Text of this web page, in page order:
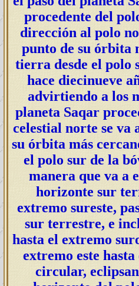
procedente del
dirección al polo
punto de su órbita
tierra desde el polo
hace diecinueve
advirtiendo a los
planeta Saqar
celestial norte se va
su órbita más
el polo sur de la
manera que va a
horizonte sur
extremo sureste,
sur terrestre, e
hasta el extremo
extremo este
circular,